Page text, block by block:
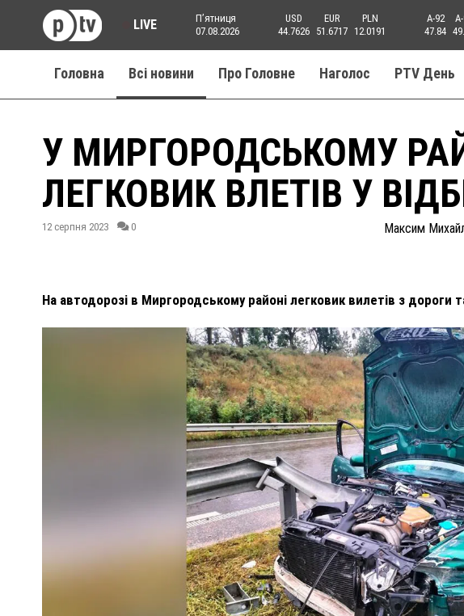
LIVE
Пʼятниця
07.08.2026
USD
44.7626
EUR
51.6717
PLN
12.0191
A-92
47.84
Головна Всі новини Про Головне Наголос PTV День
У МИРГОРОДСЬКОМУ
ЛЕГКОВИК ВЛЕТІВ У
12 серпня 2023 0 Максим
На автодорозі в Миргородському районі легковик вилетів з дороги
ПОЛІЦІЯ ПОЛТАВЩИНИ РОЗШУКУЄ 62-РІЧНУ
ЛЮДМИЛУ ТИМЧЕНКО
ПОМЕР
25 листопада